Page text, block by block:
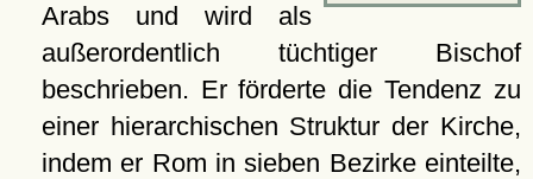
Arabs und wird als
außerordentlich tüchtiger Bischof
beschrieben. Er förderte die Tendenz zu
einer hierarchischen Struktur der Kirche,
indem er Rom in sieben Bezirke einteilte,